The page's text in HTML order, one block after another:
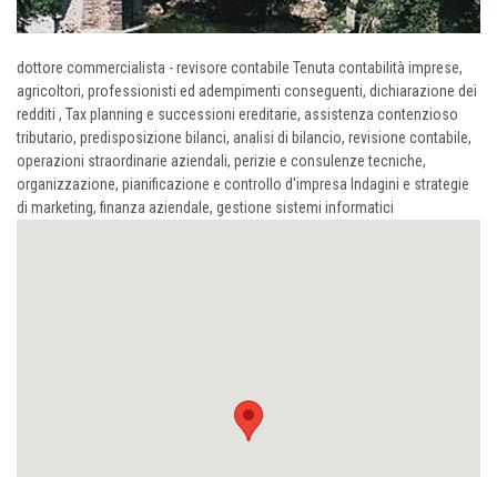
dottore commercialista - revisore contabile Tenuta contabilità imprese,
agricoltori, professionisti ed adempimenti conseguenti, dichiarazione dei
redditi , Tax planning e successioni ereditarie, assistenza contenzioso
tributario, predisposizione bilanci, analisi di bilancio, revisione contabile,
operazioni straordinarie aziendali, perizie e consulenze tecniche,
organizzazione, pianificazione e controllo d'impresa Indagini e strategie
di marketing, finanza aziendale, gestione sistemi informatici